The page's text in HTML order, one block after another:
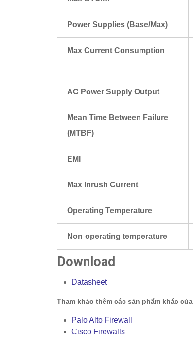
Power Supplies (Base/Max)
Max Current Consumption
AC Power Supply Output
Mean Time Between Failure
(MTBF)
EMI
Max Inrush Current
Operating Temperature
Non-operating temperature
Download
Datasheet
Tham khảo thêm các sản phẩm khác của
Palo Alto Firewall
Cisco Firewalls